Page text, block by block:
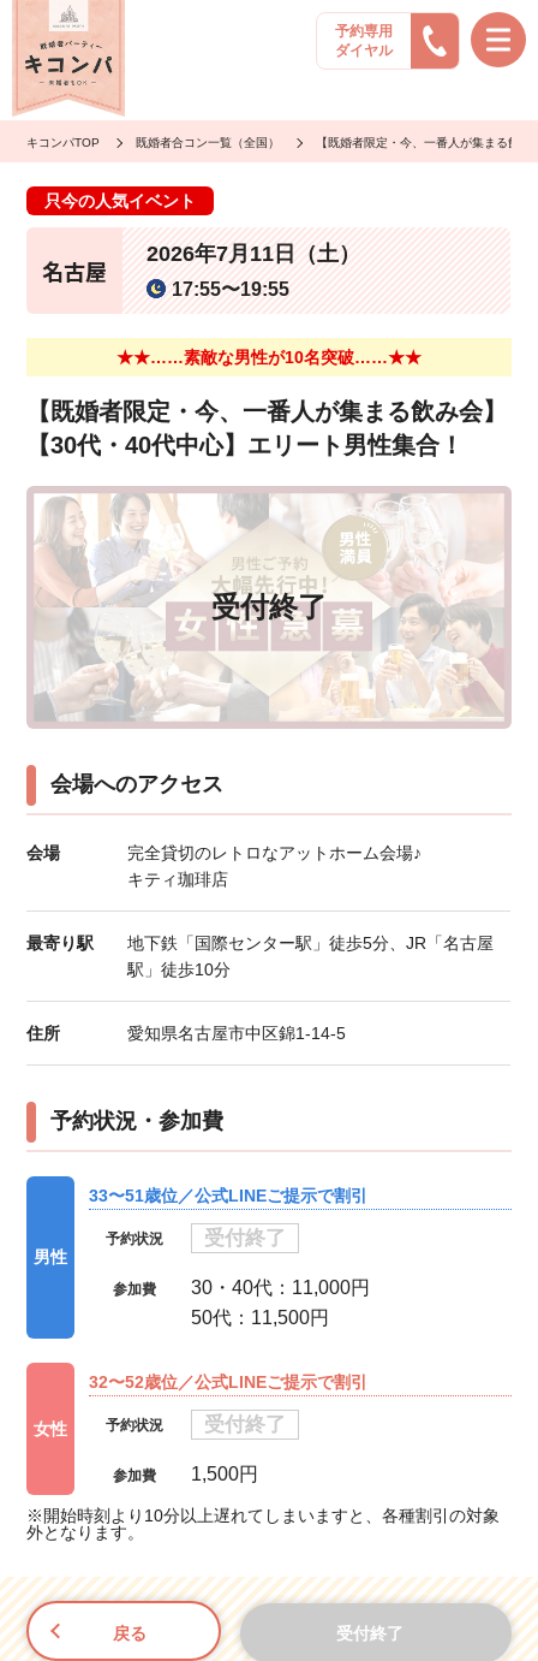
予約専用
ダイヤル
キコンパTOP 既婚者合コン一覧（全国） 【既婚者限定・今、一番人が集まる飲
只今の人気イベント
名古屋
2026年7月11日（土）
17:55〜19:55
★★……素敵な男性が10名突破……★★
【既婚者限定・今、一番人が集まる飲み会】
【30代・40代中心】エリート男性集合！
受付終了
会場へのアクセス
会場
完全貸切のレトロなアットホーム会場♪
キティ珈琲店
最寄り駅
地下鉄「国際センター駅」徒歩5分、JR「名古屋
駅」徒歩10分
住所 愛知県名古屋市中区錦1-14-5
予約状況・参加費
男性
33〜51歳位／公式LINEご提示で割引
予約状況 受付終了
参加費
30・40代：11,000円
50代：11,500円
女性
32〜52歳位／公式LINEご提示で割引
予約状況 受付終了
参加費 1,500円
※開始時刻より10分以上遅れてしまいますと、各種割引の対象
外となります。
戻る 受付終了